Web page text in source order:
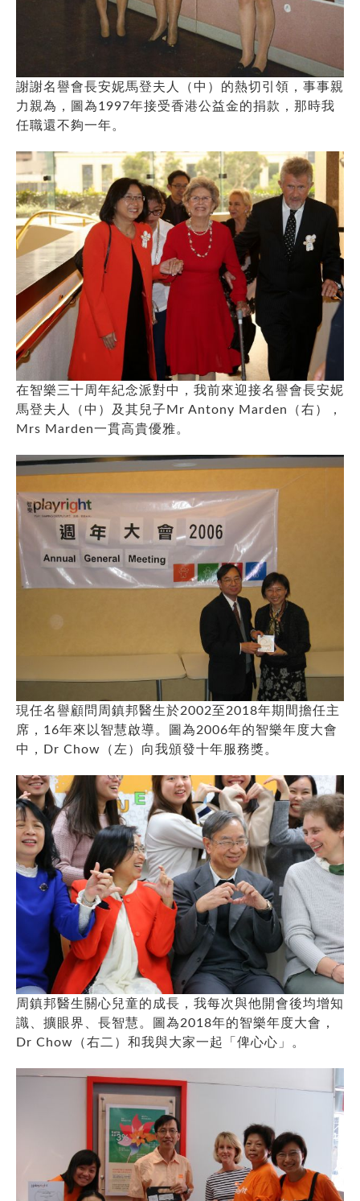
謝謝名譽會長安妮馬登夫人（中）的熱切引領，事事親
力親為，圖為1997年接受香港公益金的捐款，那時我
任職還不夠一年。
在智樂三十周年紀念派對中，我前來迎接名譽會長安妮
馬登夫人（中）及其兒子Mr Antony Marden（右），
Mrs Marden一貫高貴優雅。
現任名譽顧問周鎮邦醫生於2002至2018年期間擔任主
席，16年來以智慧啟導。圖為2006年的智樂年度大會
中，Dr Chow（左）向我頒發十年服務獎。
周鎮邦醫生關心兒童的成長，我每次與他開會後均增知
識、擴眼界、長智慧。圖為2018年的智樂年度大會，
Dr Chow（右二）和我與大家一起「俾心心」。